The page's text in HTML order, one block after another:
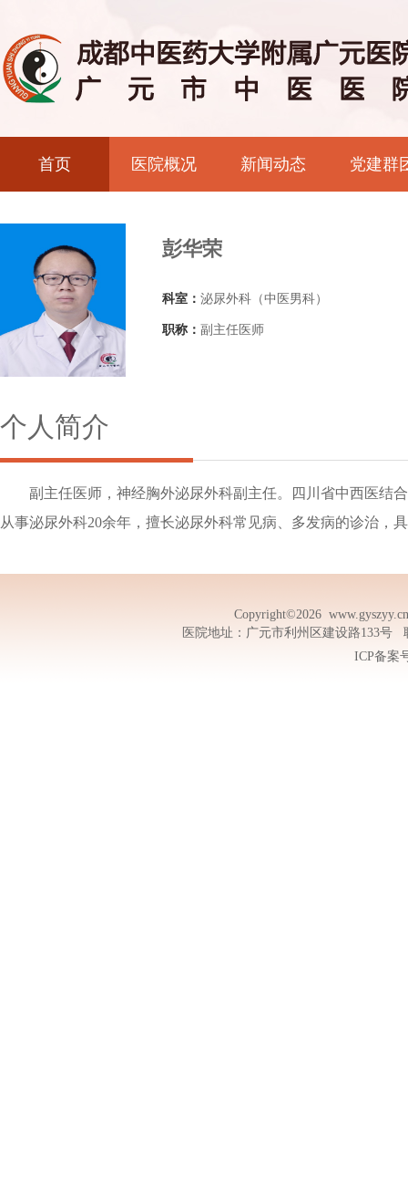
首页 医院概况 新闻动态 党建群
彭华荣
科室： 泌尿外科（中医男科）
职称： 副主任医师
个人简介
副主任医师，神经胸外泌尿外科副主任。四川省中西医结
从事泌尿外科20余年，擅长泌尿外科常见病、多发病的诊治，
Copyright©2026
医院地址：广元市利州区建设路133号
ICP备案